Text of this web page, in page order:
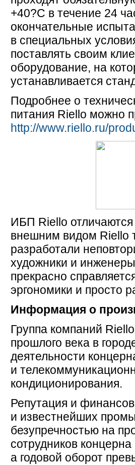
+40?C в течение 24
окончательные
в специальных
поставлять своим
оборудование, на
устанавливается
Подробнее о
питания Riello можно
http://www.riello.ru/
ИБП Riello
внешним видом Riello
разработали
художники и
прекрасно
эргономики и просто
Информация о
Группа компаний
прошлого века в
деятельности
и
кондиционирования.
Репутация и
и известнейших
безупречностью на
сотрудников
а годовой оборот